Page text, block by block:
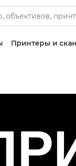
Принтеры и